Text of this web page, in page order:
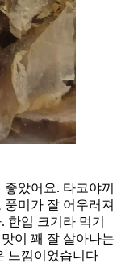
았어요. 타코야끼
미가 잘 어우러져
입 크기라 먹기
이 꽤 잘 살아나는
느낌이었습니다